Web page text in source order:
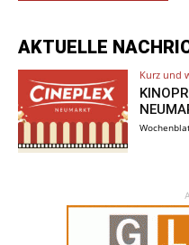
AKTUELLE
Kurz und